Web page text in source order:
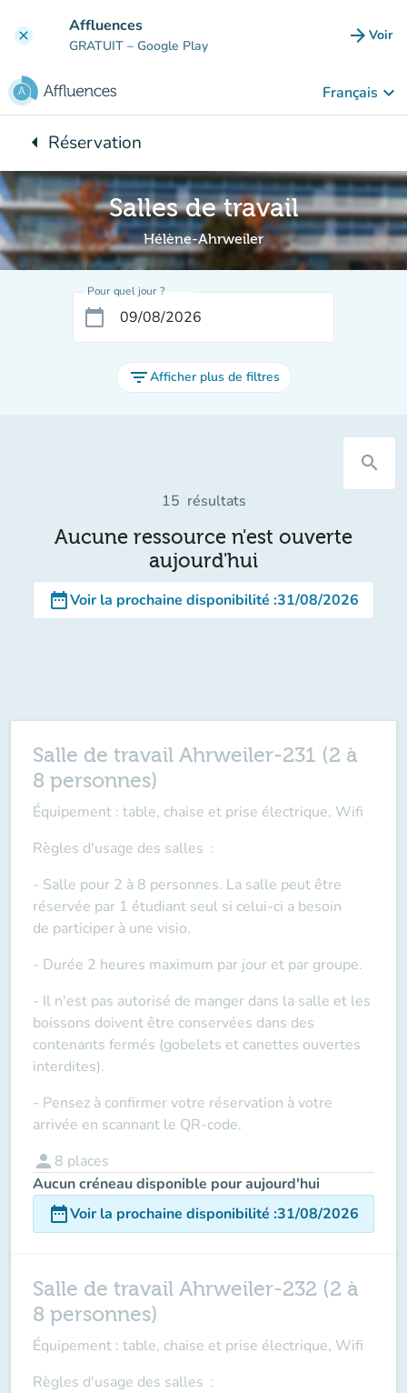
clear Affluences
GRATUIT – Google Play arrow_forward Voir
Français keyboard_arrow_down
arrow_leftRetour à :
Réservation
Salles de travail
Hélène-Ahrweiler
Pour quel jour ?
calendar_today
filter_listAfficher plus de filtres
search
15 résultats
Aucune ressource n'est ouverte
aujourd'hui
date_rangeVoir la prochaine disponibilité :31/08/2026
Salle de travail Ahrweiler-231 (2 à
8 personnes)
Équipement : table, chaise et prise électrique, Wifi
Règles d'usage des salles :
- Salle pour 2 à 8 personnes. La salle peut être
réservée par 1 étudiant seul si celui-ci a besoin
de participer à une visio.
- Durée 2 heures maximum par jour et par groupe.
- Il n'est pas autorisé de manger dans la salle et les
boissons doivent être conservées dans des
contenants fermés (gobelets et canettes ouvertes
interdites).
- Pensez à confirmer votre réservation à votre
arrivée en scannant le QR-code.
person 8 places
Aucun créneau disponible pour aujourd'hui
date_rangeVoir la prochaine disponibilité :31/08/2026
Salle de travail Ahrweiler-232 (2 à
8 personnes)
Équipement : table, chaise et prise électrique, Wifi
Règles d'usage des salles :